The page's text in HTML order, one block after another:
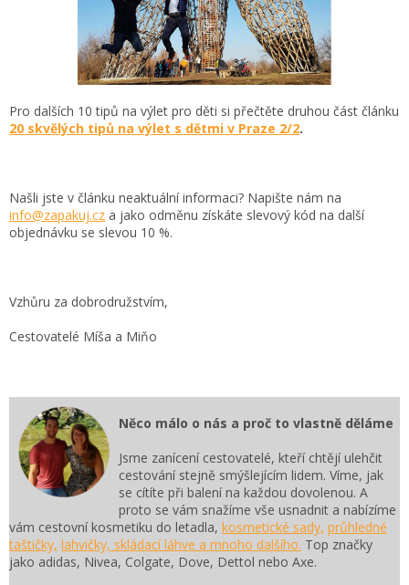
Pro dalších 10 tipů na výlet pro děti si přečtěte druhou část článku
20 skvělých tipů na výlet s dětmi v Praze 2/2.
Našli jste v článku neaktuální informaci? Napište nám na
info@zapakuj.cz a jako odměnu získáte slevový kód na další
objednávku se slevou 10 %.
Vzhůru za dobrodružstvím,
Cestovatelé Míša a Miňo
Něco málo o nás a proč to vlastně děláme
Jsme zanícení cestovatelé, kteří chtějí ulehčit
cestování stejně smýšlejícím lidem. Víme, jak
se cítíte při balení na každou dovolenou. A
proto se vám snažíme vše usnadnit a nabízíme
vám cestovní kosmetiku do letadla, kosmetické sady, průhledné
taštičky, lahvičky, skládací láhve a mnoho dalšího. Top značky
jako adidas, Nivea, Colgate, Dove, Dettol nebo Axe.